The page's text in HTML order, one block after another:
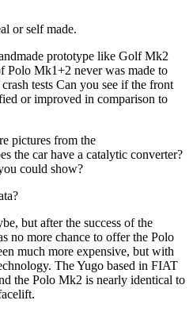
or self made.
prototype like Golf Mk2
Polo Mk1+2 never was made to
tests Can you see if the front
or improved in comparison to
pictures from the
the car have a catalytic converter?
could show?
but after the success of the
no more chance to offer the Polo
much more expensive, but with
The Yugo based in FIAT
the Polo Mk2 is nearly identical to